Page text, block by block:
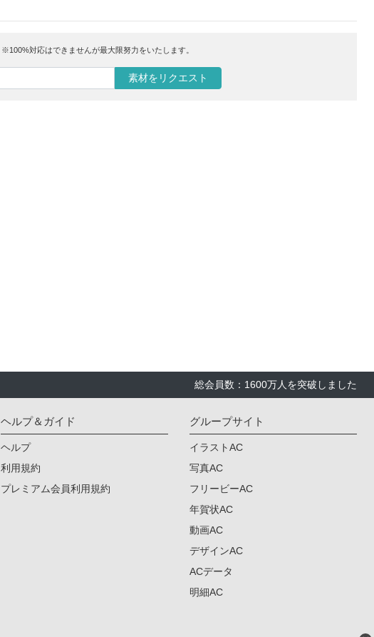
※100%対応はできませんが最大限努力をいたします。
素材をリクエスト
総会員数：1600万人を突破しました
ヘルプ＆ガイド
ヘルプ
利用規約
プレミアム会員利用規約
グループサイト
イラストAC
写真AC
フリービーAC
年賀状AC
動画AC
デザインAC
ACデータ
明細AC